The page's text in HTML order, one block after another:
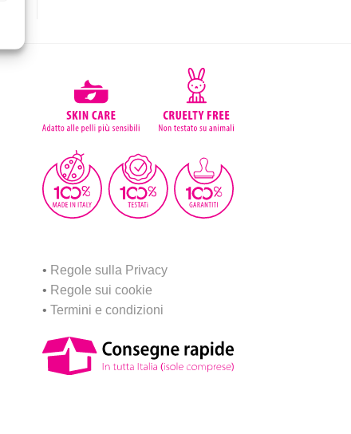
• Regole sulla Privacy
• Regole sui cookie
• Termini e condizioni